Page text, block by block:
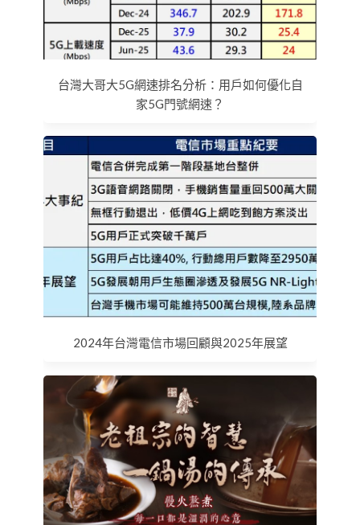
台灣大哥大5G網速排名分析：用戶如何優化自
家5G門號網速？
2024年台灣電信市場回顧與2025年展望